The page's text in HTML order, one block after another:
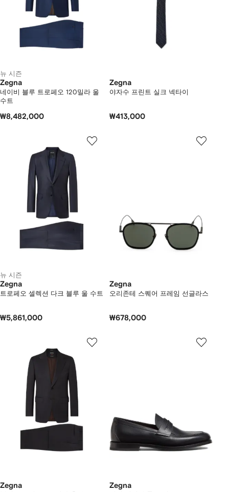
뉴 시즌
Zegna
네이비 블루 트로페오 120밀라 울
수트
₩8,482,000
Zegna
야자수 프린트 실크 넥타이
₩413,000
뉴 시즌
Zegna
트로페오 셀렉션 다크 블루 울 수트
₩5,861,000
Zegna
오리존테 스퀘어 프레임 선글라스
₩678,000
Zegna Zegna